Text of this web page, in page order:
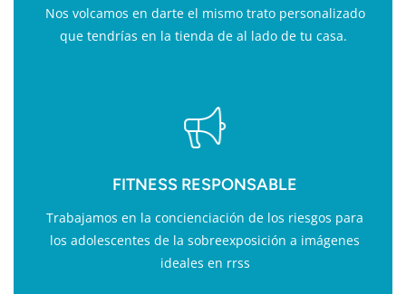
Nos volcamos en darte el mismo trato personalizado
que tendrías en la tienda de al lado de tu casa.
FITNESS RESPONSABLE
Trabajamos en la concienciación de los riesgos para
los adolescentes de la sobreexposición a imágenes
ideales en rrss